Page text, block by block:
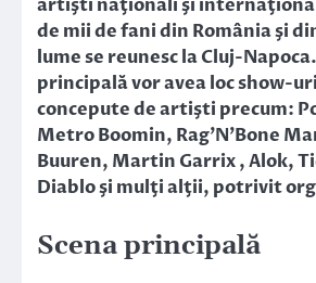
artişti naţionali şi
de mii de fani din România şi
lume se reunesc la Cluj-
principală vor avea loc show-
concepute de artişti precum:
Metro Boomin, Rag’N’Bone
Buuren, Martin Garrix , Alok,
Diablo şi mulţi alţii, potrivit
Scena principală